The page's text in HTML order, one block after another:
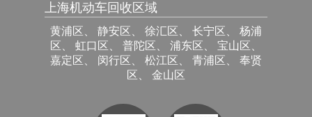
上海机动车回收区域
黄浦区、 静安区、 徐汇区、 长宁区、 杨浦
区、 虹口区、 普陀区、 浦东区、 宝山区、
嘉定区、 闵行区、 松江区、 青浦区、 奉贤
区、 金山区